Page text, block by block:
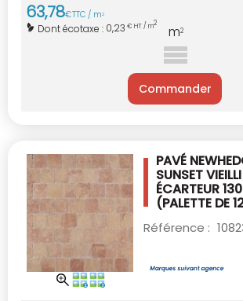
63,78€TTC / m2
Dont écotaxe : 0,23 € HT / m2 m2
Commander
PAVÉ
SUNSET VIEILLI
ÉCARTEUR
(PALETTE DE
Référence :